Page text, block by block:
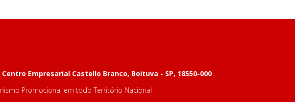
Empresarial Castello Branco, Boituva - SP, 18550-000
Promocional em todo Território Nacional